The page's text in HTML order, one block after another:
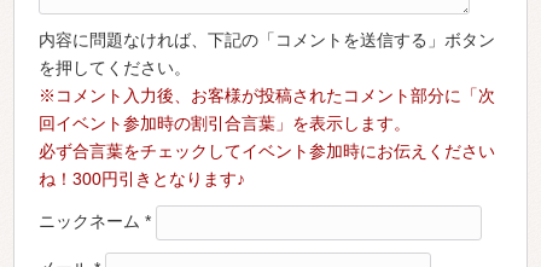
内容に問題なければ、下記の「コメントを送信する」ボタン
を押してください。
※コメント入力後、お客様が投稿されたコメント部分に「次
回イベント参加時の割引合言葉」を表示します。
必ず合言葉をチェックしてイベント参加時にお伝えください
ね！300円引きとなります♪
ニックネーム*